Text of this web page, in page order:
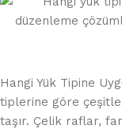
Hangi Yük Tipine
tiplerine göre
taşır. Çelik raflar,